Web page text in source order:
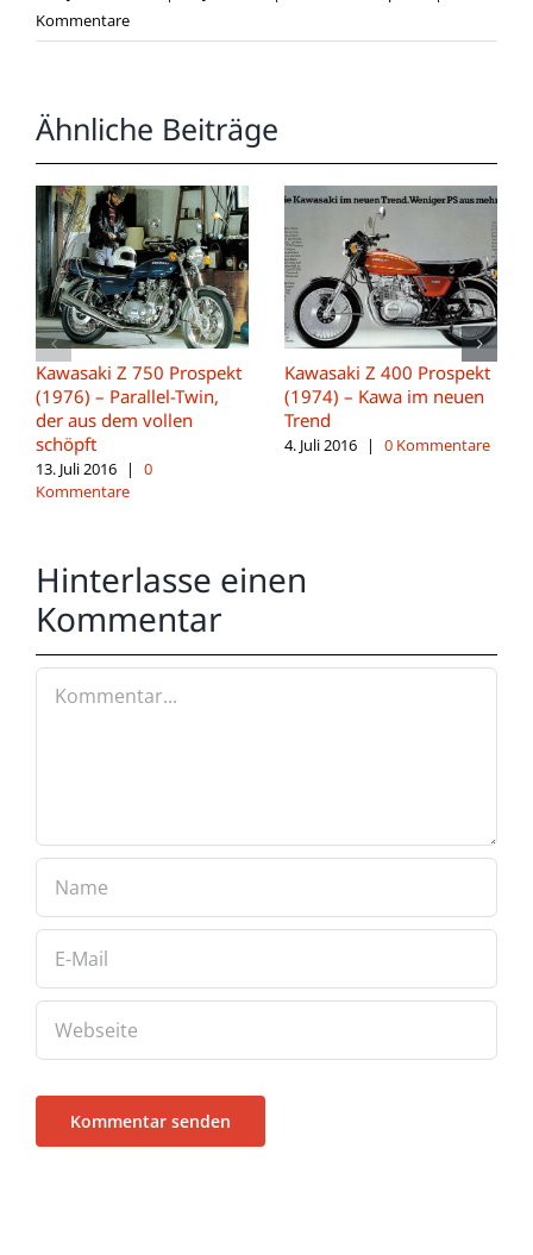
Kommentare
Ähnliche Beiträge
Kawasaki Z 750 Prospekt
(1976) – Parallel-Twin,
der aus dem vollen
schöpft
13. Juli 2016 |
0
Kommentare
Kawasaki Z 400 Prospekt
(1974) – Kawa im neuen
Trend
4. Juli 2016 | 0 Kommentare
Hinterlasse einen
Kommentar